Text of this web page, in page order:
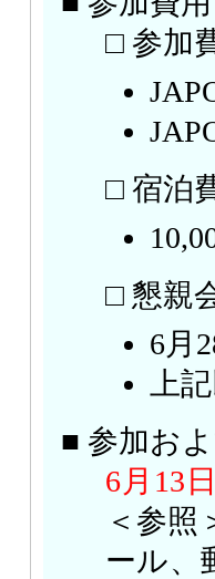
□ 参加
□ 宿泊
□ 懇親
6月
上
■ 参加お
6月13
＜参
ール、